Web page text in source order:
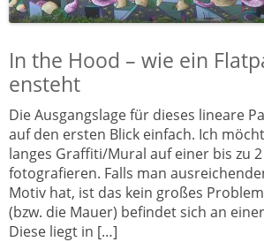
In the Hood – wie ein
ensteht
Die Ausgangslage für dieses lineare
auf den ersten Blick einfach. Ich
langes Graffiti/Mural auf einer bis zu
fotografieren. Falls man
Motiv hat, ist das kein großes
(bzw. die Mauer) befindet sich an
Diese liegt in […]